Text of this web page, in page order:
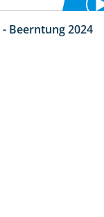
12:28
Beerntung 2024